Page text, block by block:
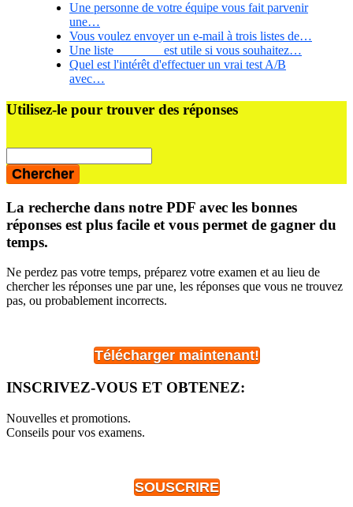
Une personne de votre équipe vous fait parvenir
une…
Vous voulez envoyer un e-mail à trois listes de…
Une liste _______ est utile si vous souhaitez…
Quel est l'intérêt d'effectuer un vrai test A/B
avec…
Barre
principale
Utilisez-le pour trouver des réponses
La recherche dans notre PDF avec les bonnes
réponses est plus facile et vous permet de gagner du
temps.
Ne perdez pas votre temps, préparez votre examen et au lieu de
chercher les réponses une par une, les réponses que vous ne trouvez
pas, ou probablement incorrects.
Télécharger maintenant!
INSCRIVEZ-VOUS ET OBTENEZ:
Nouvelles et promotions.
Conseils pour vos examens.
SOUSCRIRE